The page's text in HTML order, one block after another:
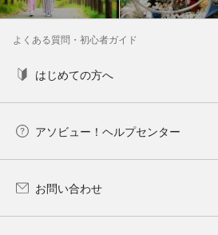
よくある質問・初心者ガイド
はじめての方へ
アソビュー！ヘルプセンター
お問い合わせ